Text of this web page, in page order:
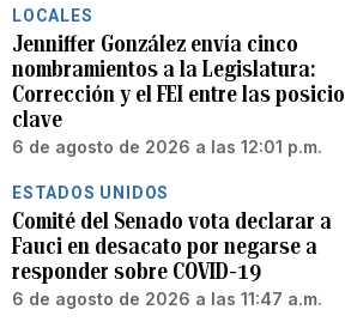
LOCALES
Jenniffer González envía cinco
nombramientos a la Legislatura:
Corrección y el FEI entre las
clave
6 de agosto de 2026 a las 12:01 p.m.
ESTADOS UNIDOS
Comité del Senado vota declarar a
Fauci en desacato por negarse a
responder sobre COVID-19
6 de agosto de 2026 a las 11:47 a.m.